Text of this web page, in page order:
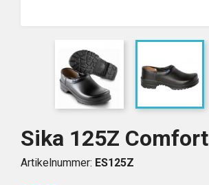
Sika 125Z Comfort
Artikelnummer: ES125Z